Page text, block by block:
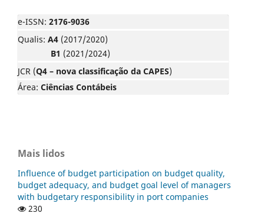
e-ISSN: 2176-9036
Qualis: A4 (2017/2020)
B1 (2021/2024)
JCR (Q4 – nova classificação da CAPES)
Área: Ciências Contábeis
Mais lidos
Influence of budget participation on budget quality,
budget adequacy, and budget goal level of managers
with budgetary responsibility in port companies
230